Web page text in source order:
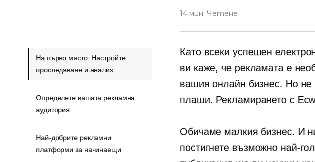
14 мин. Четене
Като всеки успешен
ви каже, че рекламата е
вашия онлайн бизнес. Но не
плаши. Рекламирането с
Обичаме малкия бизнес. И
постигнете възможно най-
На първо място: Настройте
проследяване и анализ
Определете вашата рекламна
аудитория
Най-добрите рекламни
платформи за начинаещи